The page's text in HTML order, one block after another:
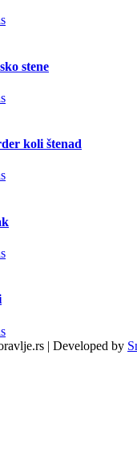
stene
koli štenad
| Developed by